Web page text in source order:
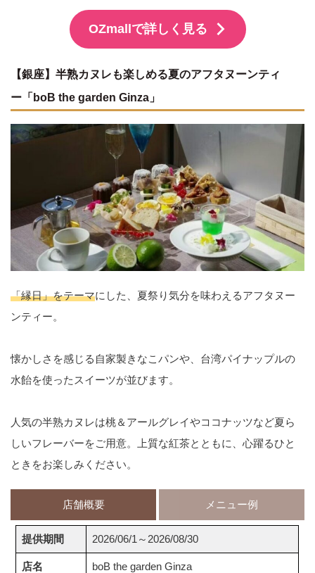
OZmallで詳しく見る
【銀座】半熟カヌレも楽しめる夏のアフタヌーンティ
ー「boB the garden Ginza」
「縁日」をテーマにした、夏祭り気分を味わえるアフタヌー
ンティー。
懐かしさを感じる自家製きなこパンや、台湾パイナップルの
水飴を使ったスイーツが並びます。
人気の半熟カヌレは桃＆アールグレイやココナッツなど夏ら
しいフレーバーをご用意。上質な紅茶とともに、心躍るひと
ときをお楽しみください。
店舗概要 メニュー例
提供期間 2026/06/1～2026/08/30
店名 boB the garden Ginza